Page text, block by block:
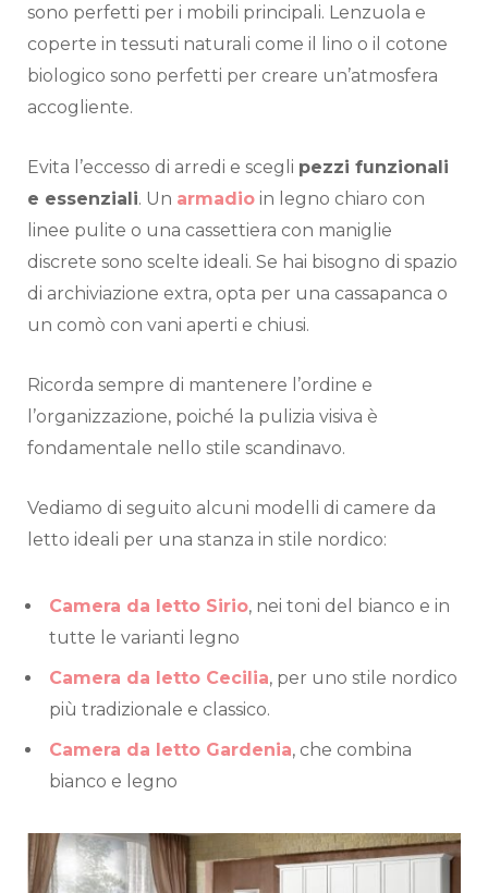
sono perfetti per i mobili principali. Lenzuola e
coperte in tessuti naturali come il lino o il cotone
biologico sono perfetti per creare un’atmosfera
accogliente.
Evita l’eccesso di arredi e scegli pezzi funzionali
e essenziali. Un armadio in legno chiaro con
linee pulite o una cassettiera con maniglie
discrete sono scelte ideali. Se hai bisogno di spazio
di archiviazione extra, opta per una cassapanca o
un comò con vani aperti e chiusi.
Ricorda sempre di mantenere l’ordine e
l’organizzazione, poiché la pulizia visiva è
fondamentale nello stile scandinavo.
Vediamo di seguito alcuni modelli di camere da
letto ideali per una stanza in stile nordico:
Camera da letto Sirio, nei toni del bianco e in
tutte le varianti legno
Camera da letto Cecilia, per uno stile nordico
più tradizionale e classico.
Camera da letto Gardenia, che combina
bianco e legno